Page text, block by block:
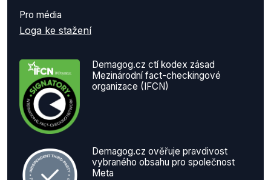
Pro média
Loga ke stažení
Demagog.cz ctí kodex zásad
Mezinárodní fact-checkingové
organizace (IFCN)
Demagog.cz ověřuje pravdivost
vybraného obsahu pro společnost
Meta